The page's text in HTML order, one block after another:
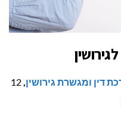
דין ומגשרת גירושין,
12